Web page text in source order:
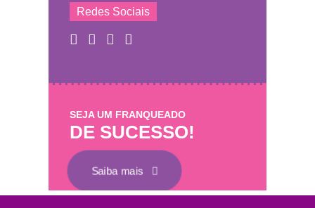
Redes Sociais
SEJA UM FRANQUEADO
DE SUCESSO!
Saiba mais